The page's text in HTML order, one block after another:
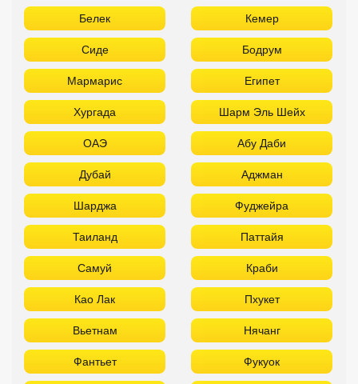
Белек Кемер
Сиде Бодрум
Мармарис Египет
Хургада Шарм Эль Шейх
ОАЭ Абу Даби
Дубай Аджман
Шарджа Фуджейра
Таиланд Паттайя
Самуй Краби
Као Лак Пхукет
Вьетнам Нячанг
Фантьет Фукуок